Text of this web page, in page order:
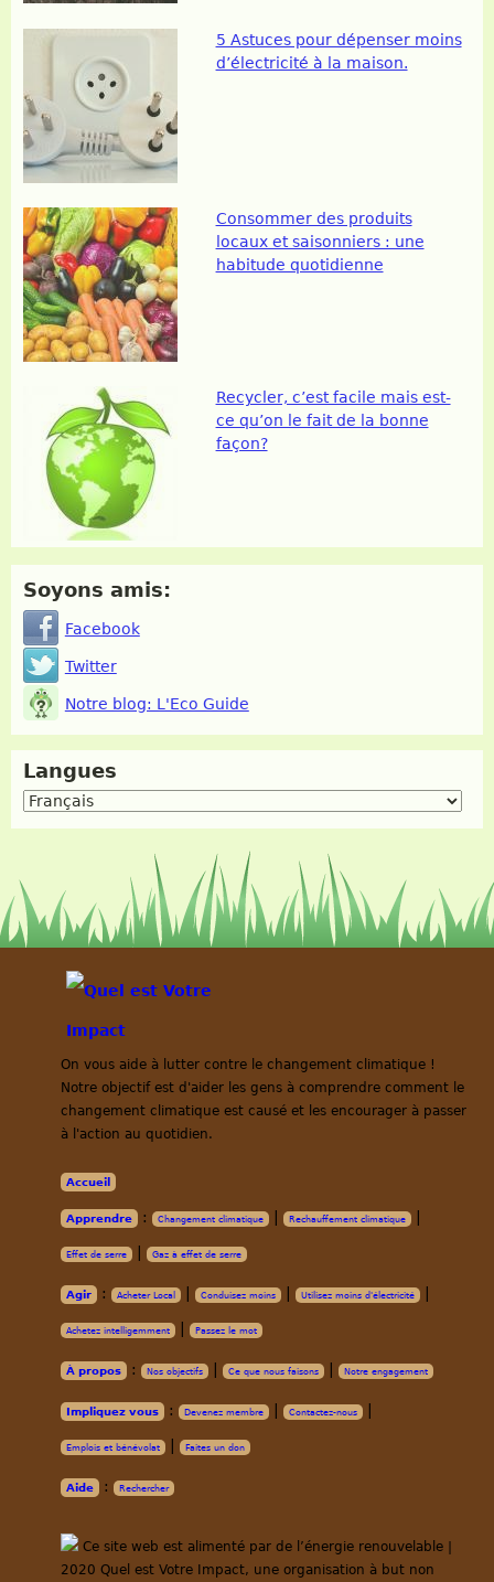
5 Astuces pour dépenser moins
d’électricité à la maison.
Consommer des produits
locaux et saisonniers : une
habitude quotidienne
Recycler, c’est facile mais est-
ce qu’on le fait de la bonne
façon?
Soyons amis:
Facebook
Twitter
Notre blog: L'Eco Guide
Langues
On vous aide à lutter contre le changement climatique !
Notre objectif est d'aider les gens à comprendre comment le
changement climatique est causé et les encourager à passer
à l'action au quotidien.
Accueil
Apprendre : Changement climatique Rechauffement climatique
Effet de serre Gaz à effet de serre
Agir : Acheter Local Conduisez moins Utilisez moins d'électricité
Achetez intelligemment Passez le mot
À propos : Nos objectifs Ce que nous faisons Notre engagement
Impliquez vous : Devenez membre Contactez-nous
Emplois et bénévolat Faites un don
Aide : Rechercher
Ce site web est alimenté par de l’énergie renouvelable |
2020 Quel est Votre Impact, une organisation à but non